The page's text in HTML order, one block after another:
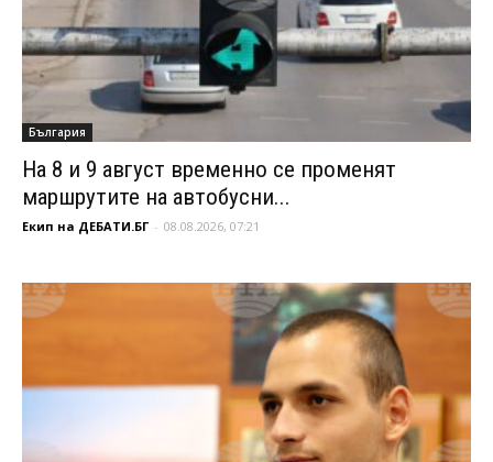
България
На 8 и 9 август временно се променят
маршрутите на автобусни...
Екип на ДЕБАТИ.БГ - 08.08.2026, 07:21